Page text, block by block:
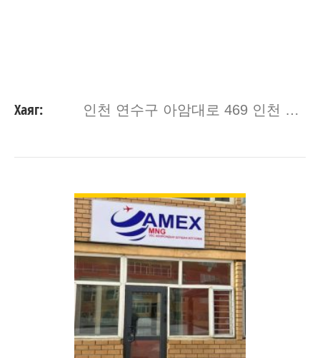
Хаяг: 인천 연수구 아암대로 469 인천 쇼링 Incheon, South Korea 21959